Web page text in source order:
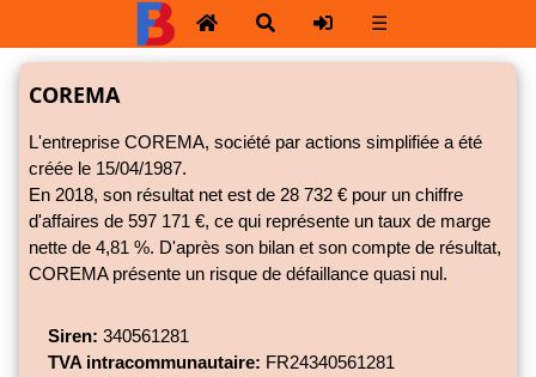
☰
COREMA
L'entreprise COREMA, société par actions simplifiée a été
créée le 15/04/1987.
En 2018, son résultat net est de 28 732 € pour un chiffre
d'affaires de 597 171 €, ce qui représente un taux de marge
nette de 4,81 %. D'après son bilan et son compte de résultat,
COREMA présente un risque de défaillance quasi nul.
Siren: 340561281
TVA intracommunautaire: FR24340561281